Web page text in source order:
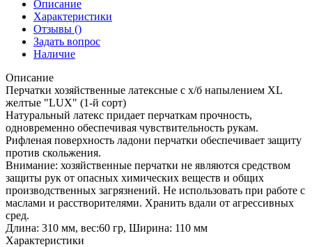
Описание
Характеристики
Отзывы ()
Задать вопрос
Наличие
Описание
Перчатки хозяйственные латексные с х/б напылением XL
желтые "LUX" (1-й сорт)
Натуральный латекс придает перчаткам прочность,
одновременно обеспечивая чувствительность рукам.
Рифленая поверхность ладони перчатки обеспечивает защиту
против скольжения.
Внимание: хозяйственные перчатки не являются средством
защиты рук от опасных химических веществ и общих
производственных загрязнений. Не использовать при работе с
маслами и расстворителями. Хранить вдали от агрессивных
сред.
Длина: 310 мм, вес:60 гр, Ширина: 110 мм
Характеристики